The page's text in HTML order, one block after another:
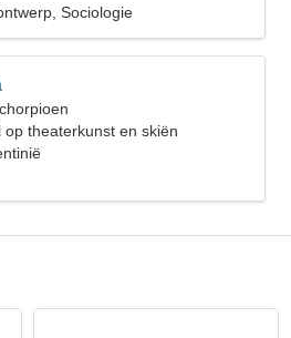
Sociologie
op theaterkunst en skiën